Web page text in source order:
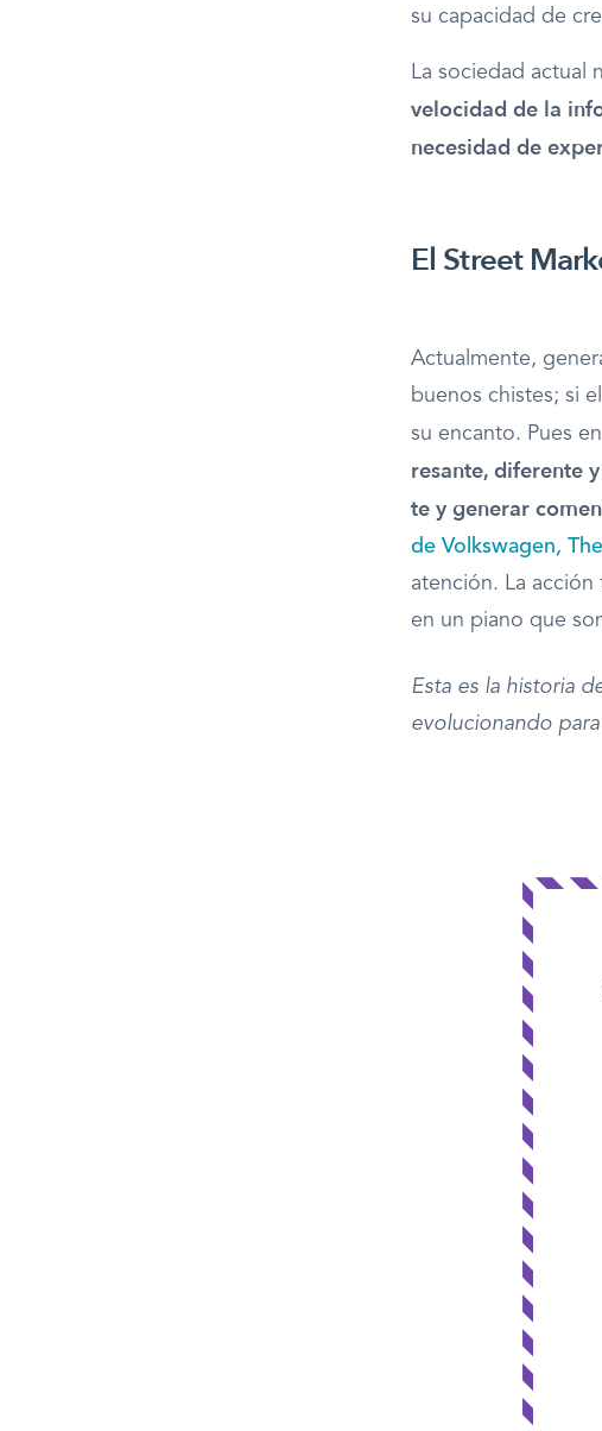
su capacidad de
La sociedad actual
velocidad de la
necesidad de
El Street
Actualmente,
bue­nos chistes; si
su encanto. Pues
resante, diferente
te y generar
de Volkswagen,
atención. La acción
en un piano que
Esta es la historia
evolucionando